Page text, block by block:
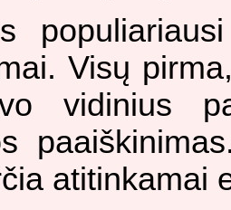
Visų
vidinius
atitinkamai